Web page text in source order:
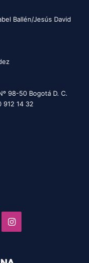
Ballén/Jesús David
98-50 Bogotá D. C.
912 14 32
Instagram